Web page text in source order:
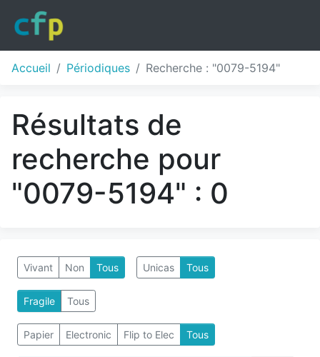
Accueil Périodiques Recherche : "0079-5194"
Résultats de
recherche pour
"0079-5194" : 0
Vivant Non Tous Unicas Tous
Fragile Tous
Papier Electronic Flip to Elec Tous